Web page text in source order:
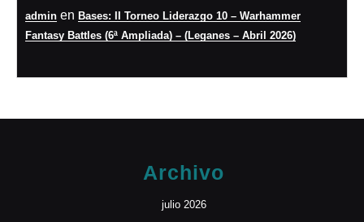
admin en Bases: II Torneo Liderazgo 10 – Warhammer
Fantasy Battles (6ª Ampliada) – (Leganes – Abril 2026)
Archivo
julio 2026